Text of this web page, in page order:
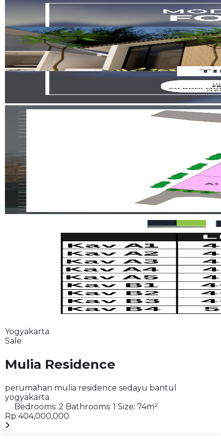
Yogyakarta
Sale
Mulia Residence
perumahan mulia residence sedayu bantul
yogyakarta
Bedrooms: 2 Bathrooms: 1 Size: 74m²
Rp 404,000,000